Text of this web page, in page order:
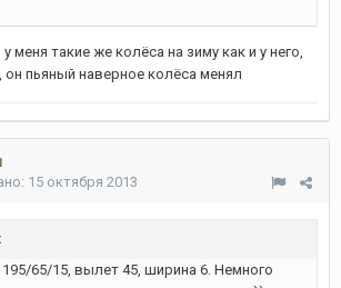
у меня такие же колёса на зиму как и у него,
он пьяный наверное колёса менял
15 октября 2013
65/15, вылет 45, ширина 6. Немного